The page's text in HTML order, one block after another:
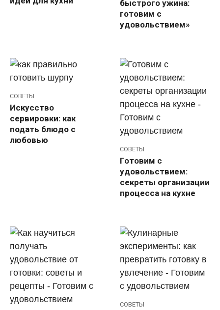
быстрого ужина:
готовим с
удовольствием»
СОВЕТЫ
Искусство
сервировки: как
подать блюдо с
любовью
СОВЕТЫ
Готовим с
удовольствием:
секреты организации
процесса на кухне
СОВЕТЫ